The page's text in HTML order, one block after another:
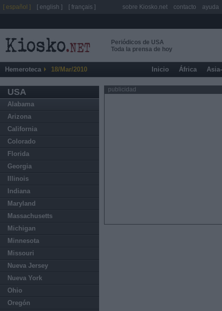
Periódicos de USA
Toda la prensa de hoy
Hemeroteca 18/Mar/2010 Inicio África
USA
Alabama
Arizona
California
Colorado
Florida
Georgia
Illinois
Indiana
Maryland
Massachusetts
Michigan
Minnesota
Missouri
Nueva Jersey
Nueva York
Ohio
Oregón
publicidad
[ español ] [ english ] [ français ] sobre Kiosko.net contacto ayuda